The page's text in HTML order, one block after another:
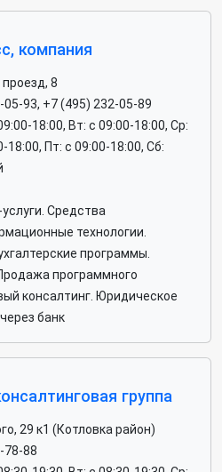
компания
8
05-93, +7 (495) 232-05-89
18:00, Вт: c 09:00-18:00, Ср:
18:00, Пт: c 09:00-18:00, Сб:
Средства
технологии.
программы.
программного
консалтинг. Юридическое
банк
группа
29 к1 (Котловка район)
78-88